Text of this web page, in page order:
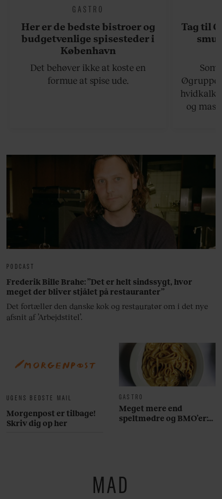
GASTRO
Her er de bedste bistroer og
budgetvenlige spisesteder i
København
Det behøver ikke at koste en
formue at spise ude.
Tag til
og
UGENS BEDSTE MAIL
Morgenpost er tilbage!
Skriv dig op her
GASTRO
Meget mere end
speltmødre og BMO’er:
PODCAST
Frederik Bille Brahe: ”Det er helt sindssygt, hvor
meget der bliver stjålet på restauranter”
Det fortæller den danske kok og restauratør om i det nye
afsnit af ’Arbejdstitel’.
MAD